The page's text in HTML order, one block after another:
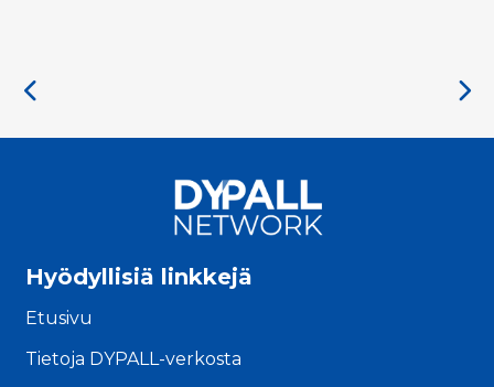
Hyödyllisiä linkkejä
Etusivu
Tietoja DYPALL-verkosta